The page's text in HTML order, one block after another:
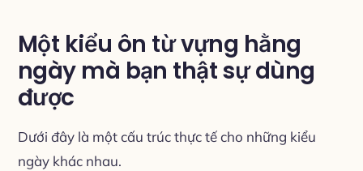
Một kiểu ôn từ vựng hằng
ngày mà bạn thật sự dùng
được
Dưới đây là một cấu trúc thực tế cho những kiểu
ngày khác nhau.